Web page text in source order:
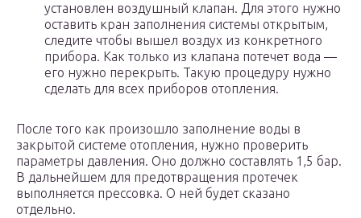
установлен воздушный клапан. Для этого нужно
оставить кран заполнения системы открытым,
следите чтобы вышел воздух из конкретного
прибора. Как только из клапана потечет вода —
его нужно перекрыть. Такую процедуру нужно
сделать для всех приборов отопления.
После того как произошло заполнение воды в
закрытой системе отопления, нужно проверить
параметры давления. Оно должно составлять 1,5 бар.
В дальнейшем для предотвращения протечек
выполняется прессовка. О ней будет сказано
отдельно.